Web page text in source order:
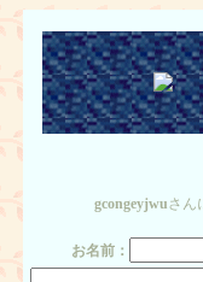
gcongeyjwuさん
お名前：